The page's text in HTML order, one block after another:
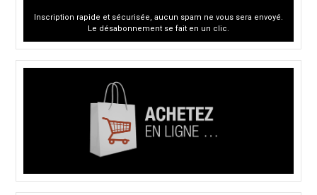
Inscription rapide et sécurisée, aucun spam ne vous sera envoyé.
Le désabonnement se fait en un clic.